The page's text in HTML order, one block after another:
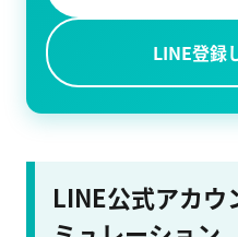
LINE登録
LINE公式アカウ